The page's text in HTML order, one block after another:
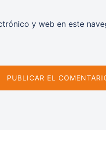
y web en este